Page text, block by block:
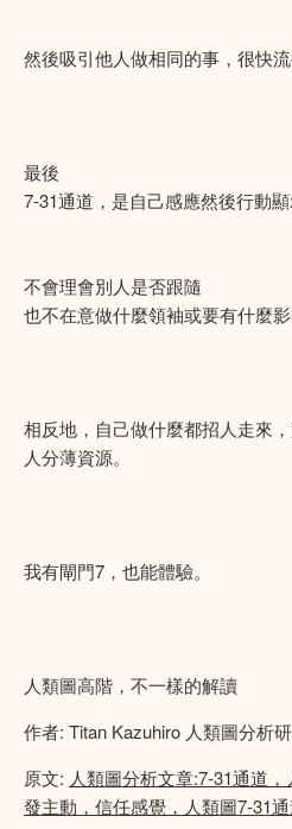
然後吸引他人做相同的事，很快流
最後
7-31通道，是自己感應然後行動顯
不會理會別人是否跟隨
也不在意做什麼領袖或要有什麼影
相反地，自己做什麼都招人走來
人分薄資源。
我有閘門7，也能體驗。
人類圖高階，不一樣的解讀
作者: Titan Kazuhiro 人類圖分析
原文: 人類圖分析文章:7-31通道
發主動，信任感覺，人類圖7-31